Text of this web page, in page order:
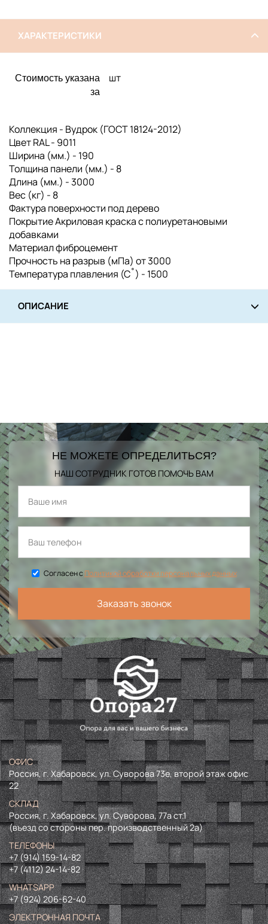
ХАРАКТЕРИСТИКИ
Стоимость указана
за
шт
Коллекция - Вудрок (ГОСТ 18124-2012)
Цвет RAL - 9011
Ширина (мм.) - 190
Толщина панели (мм.) - 8
Длина (мм.) - 3000
Вес (кг) - 8
Фактура поверхности под дерево
Покрытие Акриловая краска с полиуретановыми
добавками
Материал фиброцемент
Прочность на разрыв (мПа) от 3000
Температура плавления (С˚) - 1500
ОПИСАНИЕ
НЕ МОЖЕТЕ ОПРЕДЕЛИТЬСЯ?
НАШ СОТРУДНИК ГОТОВ ПОМОЧЬ ВАМ
Согласен сПолитикой обработки персональных данных
Заказать звонок
ОФИС
Россия, г. Хабаровск, ул. Суворова 73е, второй этаж офис
22
СКЛАД
Россия, г. Хабаровск, ул. Суворова, 77а ст.1
(въезд со стороны пер. производственный 2а)
ТЕЛЕФОНЫ
+7 (914) 159-14-82
+7 (4112) 24-14-82
WHATSAPP
+7 (924) 206-62-40
ЭЛЕКТРОННАЯ ПОЧТА